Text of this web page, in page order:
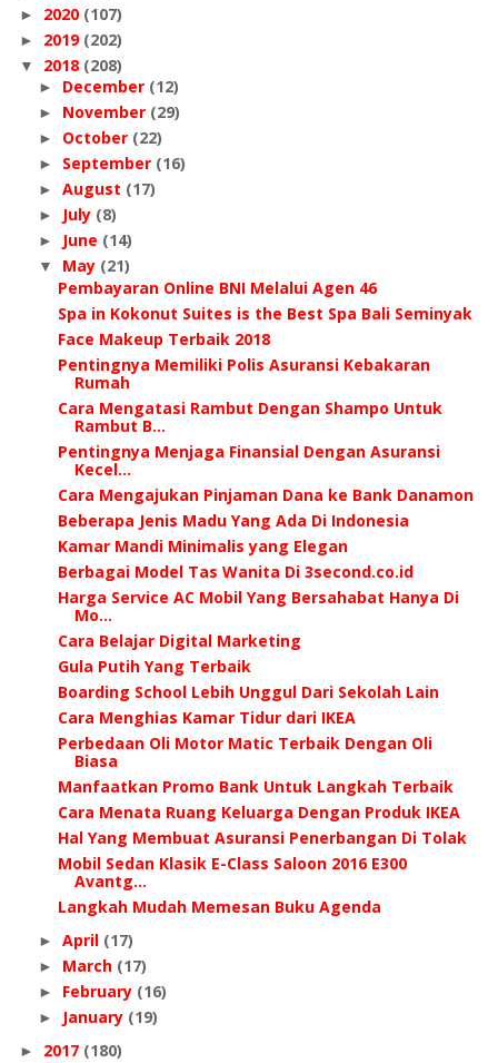
► 2020 (107)
► 2019 (202)
▼ 2018 (208)
► December (12)
► November (29)
► October (22)
► September (16)
► August (17)
► July (8)
► June (14)
▼ May (21)
Pembayaran Online BNI Melalui Agen 46
Spa in Kokonut Suites is the Best Spa Bali Seminyak
Face Makeup Terbaik 2018
Pentingnya Memiliki Polis Asuransi Kebakaran
Rumah
Cara Mengatasi Rambut Dengan Shampo Untuk
Rambut B...
Pentingnya Menjaga Finansial Dengan Asuransi
Kecel...
Cara Mengajukan Pinjaman Dana ke Bank Danamon
Beberapa Jenis Madu Yang Ada Di Indonesia
Kamar Mandi Minimalis yang Elegan
Berbagai Model Tas Wanita Di 3second.co.id
Harga Service AC Mobil Yang Bersahabat Hanya Di
Mo...
Cara Belajar Digital Marketing
Gula Putih Yang Terbaik
Boarding School Lebih Unggul Dari Sekolah Lain
Cara Menghias Kamar Tidur dari IKEA
Perbedaan Oli Motor Matic Terbaik Dengan Oli
Biasa
Manfaatkan Promo Bank Untuk Langkah Terbaik
Cara Menata Ruang Keluarga Dengan Produk IKEA
Hal Yang Membuat Asuransi Penerbangan Di Tolak
Mobil Sedan Klasik E-Class Saloon 2016 E300
Avantg...
Langkah Mudah Memesan Buku Agenda
► April (17)
► March (17)
► February (16)
► January (19)
► 2017 (180)